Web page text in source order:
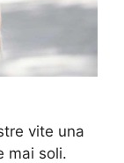
vite una
mai soli.